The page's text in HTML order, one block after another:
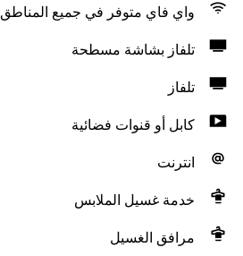
واي فاي متوفر في جميع المناطق
تلفاز بشاشة مسطحة
تلفاز
كابل أو قنوات فضائية
انترنت
خدمة غسيل الملابس
مرافق الغسيل